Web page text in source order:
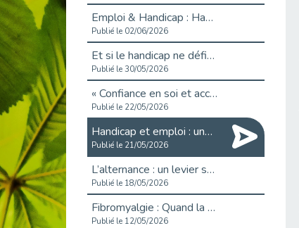
Emploi & Handicap : Hachette Livre et Cap emploi 92 renforcent leur collaboration
Publié le 02/06/2026
Et si le handicap ne définissait plus la carrière ?
Publié le 30/05/2026
« Confiance en soi et acceptation du handicap » : un levier puissant vers l’emploi
Publié le 22/05/2026
Handicap et emploi : une matinée pour briser les tabous
Publié le 21/05/2026
L’alternance : un levier stratégique pour recruter et inclure durablement
Publié le 18/05/2026
Fibromyalgie : Quand la douleur invisible s’invite au bureau
Publié le 12/05/2026